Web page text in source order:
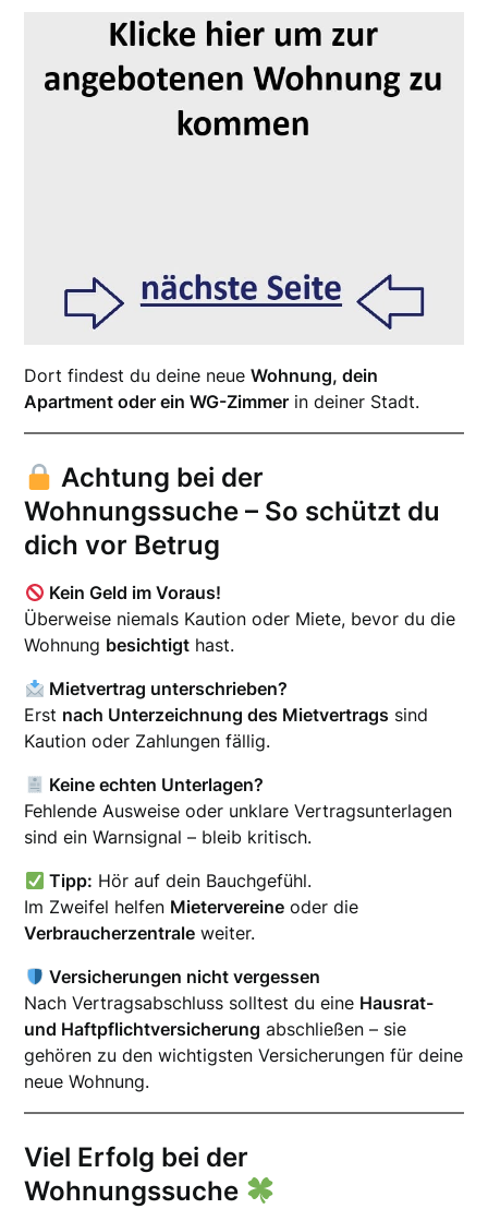
Dort findest du deine neueWohnung, dein
Apartment oder ein WG-Zimmer in deiner Stadt.
Achtung bei der
Wohnungssuche – So schützt du
dich vor Betrug
Kein Geld im Voraus!
Überweise niemals Kaution oder Miete, bevor du die
Wohnung besichtigt hast.
Mietvertrag unterschrieben?
Erst nach Unterzeichnung des Mietvertrags sind
Kaution oder Zahlungen fällig.
Keine echten Unterlagen?
Fehlende Ausweise oder unklare Vertragsunterlagen
sind ein Warnsignal – bleib kritisch.
Tipp: Hör auf dein Bauchgefühl.
Im Zweifel helfen Mietervereine oder die
Verbraucherzentrale weiter.
Versicherungen nicht vergessen
Nach Vertragsabschluss solltest du eine Hausrat-
und Haftpflichtversicherung abschließen – sie
gehören zu den wichtigsten Versicherungen für deine
neue Wohnung.
Viel Erfolg bei der
Wohnungssuche